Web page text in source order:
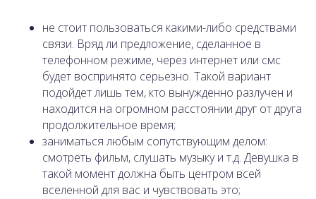
не стоит пользоваться какими-либо средствами
связи. Вряд ли предложение, сделанное в
телефонном режиме, через интернет или смс
будет воспринято серьезно. Такой вариант
подойдет лишь тем, кто вынужденно разлучен и
находится на огромном расстоянии друг от друга
продолжительное время;
заниматься любым сопутствующим делом:
смотреть фильм, слушать музыку и т.д. Девушка в
такой момент должна быть центром всей
вселенной для вас и чувствовать это;